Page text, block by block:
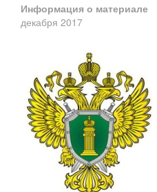
Информация о материале
декабря 2017